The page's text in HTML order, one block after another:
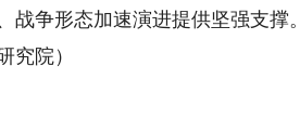
战争形态加速演进提供坚强支撑。
院）